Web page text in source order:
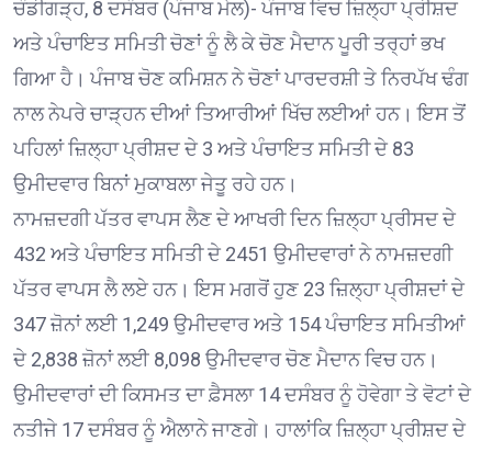
ਚੰਡੀਗੜ੍ਹ, 8 ਦਸੰਬਰ (ਪੰਜਾਬ ਮੇਲ)- ਪੰਜਾਬ ਵਿਚ ਜ਼ਿਲ੍ਹਾ ਪ੍ਰੀਸ਼ਦ
ਅਤੇ ਪੰਚਾਇਤ ਸਮਿਤੀ ਚੋਣਾਂ ਨੂੰ ਲੈ ਕੇ ਚੋਣ ਮੈਦਾਨ ਪੂਰੀ ਤਰ੍ਹਾਂ ਭਖ
ਗਿਆ ਹੈ। ਪੰਜਾਬ ਚੋਣ ਕਮਿਸ਼ਨ ਨੇ ਚੋਣਾਂ ਪਾਰਦਰਸ਼ੀ ਤੇ ਨਿਰਪੱਖ ਢੰਗ
ਨਾਲ ਨੇਪਰੇ ਚਾੜ੍ਹਨ ਦੀਆਂ ਤਿਆਰੀਆਂ ਖਿੱਚ ਲਈਆਂ ਹਨ। ਇਸ ਤੋਂ
ਪਹਿਲਾਂ ਜ਼ਿਲ੍ਹਾ ਪ੍ਰੀਸ਼ਦ ਦੇ 3 ਅਤੇ ਪੰਚਾਇਤ ਸਮਿਤੀ ਦੇ 83
ਉਮੀਦਵਾਰ ਬਿਨਾਂ ਮੁਕਾਬਲਾ ਜੇਤੂ ਰਹੇ ਹਨ।
ਨਾਮਜ਼ਦਗੀ ਪੱਤਰ ਵਾਪਸ ਲੈਣ ਦੇ ਆਖਰੀ ਦਿਨ ਜ਼ਿਲ੍ਹਾ ਪ੍ਰੀਸਦ ਦੇ
432 ਅਤੇ ਪੰਚਾਇਤ ਸਮਿਤੀ ਦੇ 2451 ਉਮੀਦਵਾਰਾਂ ਨੇ ਨਾਮਜ਼ਦਗੀ
ਪੱਤਰ ਵਾਪਸ ਲੈ ਲਏ ਹਨ। ਇਸ ਮਗਰੋਂ ਹੁਣ 23 ਜ਼ਿਲ੍ਹਾ ਪ੍ਰੀਸ਼ਦਾਂ ਦੇ
347 ਜ਼ੋਨਾਂ ਲਈ 1,249 ਉਮੀਦਵਾਰ ਅਤੇ 154 ਪੰਚਾਇਤ ਸਮਿਤੀਆਂ
ਦੇ 2,838 ਜ਼ੋਨਾਂ ਲਈ 8,098 ਉਮੀਦਵਾਰ ਚੋਣ ਮੈਦਾਨ ਵਿਚ ਹਨ।
ਉਮੀਦਵਾਰਾਂ ਦੀ ਕਿਸਮਤ ਦਾ ਫ਼ੈਸਲਾ 14 ਦਸੰਬਰ ਨੂੰ ਹੋਵੇਗਾ ਤੇ ਵੋਟਾਂ ਦੇ
ਨਤੀਜੇ 17 ਦਸੰਬਰ ਨੂੰ ਐਲਾਨੇ ਜਾਣਗੇ। ਹਾਲਾਂਕਿ ਜ਼ਿਲ੍ਹਾ ਪ੍ਰੀਸ਼ਦ ਦੇ